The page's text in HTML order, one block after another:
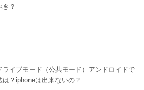
き？
ライブモード（公共モード）アンドロイドで
は？iphoneは出来ないの？